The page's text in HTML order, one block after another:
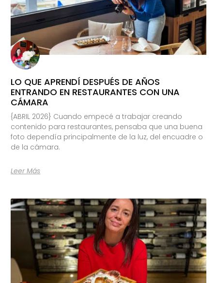
LO QUE APRENDÍ DESPUÉS DE AÑOS
ENTRANDO EN RESTAURANTES CON UNA
CÁMARA
{ABRIL 2026} Cuando empecé a trabajar creando
contenido para restaurantes, pensaba que una buena
foto dependía principalmente de la luz, del encuadre o
de la cámara.
Leer Más